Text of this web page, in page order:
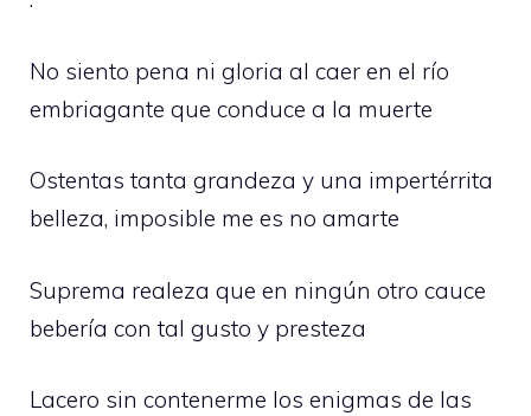
No siento pena ni gloria al caer en el río
embriagante que conduce a la muerte
Ostentas tanta grandeza y una impertérrita
belleza, imposible me es no amarte
Suprema realeza que en ningún otro cauce
bebería con tal gusto y presteza
Lacero sin contenerme los enigmas de las